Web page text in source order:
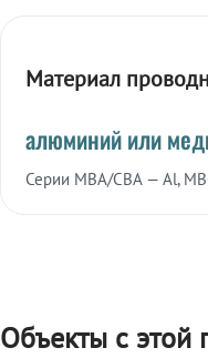
Материал
алюминий или
Серии МВА/СВА — Al,
Объекты с этой